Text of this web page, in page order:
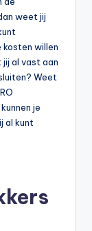
weet jij
kosten willen
jij al vast aan
Weet
je
al kunt